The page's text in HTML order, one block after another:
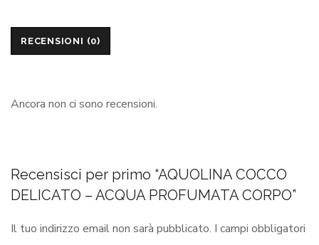
RECENSIONI (0)
Ancora non ci sono recensioni.
Recensisci per primo “AQUOLINA COCCO
DELICATO – ACQUA PROFUMATA CORPO”
Il tuo indirizzo email non sarà pubblicato. I campi obbligatori